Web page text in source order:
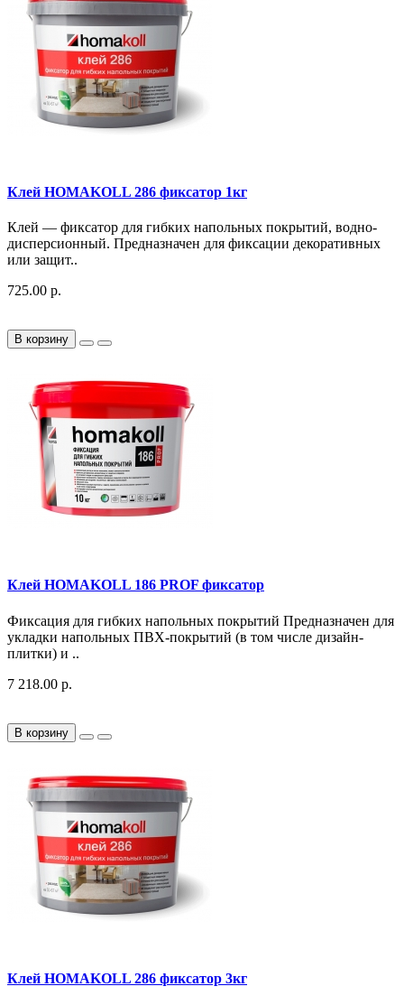
Клей HOMAKOLL 286 фиксатор 1кг
Клей — фиксатор для гибких напольных покрытий, водно-
дисперсионный​. Предназначен для фиксации декоративных
или защит..
725.00 р.
В корзину
Клей HOMAKOLL 186 PROF фиксатор
Фиксация для гибких напольных покрытий Предназначен для
укладки напольных ПВХ-покрытий (в том числе дизайн-
плитки) и ..
7 218.00 р.
В корзину
Клей HOMAKOLL 286 фиксатор 3кг